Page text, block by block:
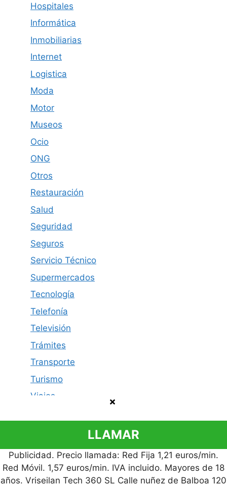
Hospitales
Informática
Inmobiliarias
Internet
Logistica
Moda
Motor
Museos
Ocio
ONG
Otros
Restauración
Salud
Seguridad
Seguros
Servicio Técnico
Supermercados
Tecnología
Telefonía
Televisión
Trámites
Transporte
Turismo
Viajes
Política de privacidad Contacto
Aviso legal
© 2026 Cómo Contactar
LLAMAR
Publicidad. Precio llamada: Red Fija 1,21 euros/min.
Red Móvil. 1,57 euros/min. IVA incluido. Mayores de 18
años. Vriseilan Tech 360 SL Calle nuñez de Balboa 120